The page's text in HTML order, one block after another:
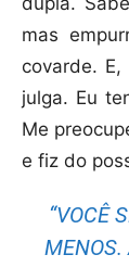
mas
covarde.
julga. Eu
Me
e fiz do
“VOCÊ
MENOS.